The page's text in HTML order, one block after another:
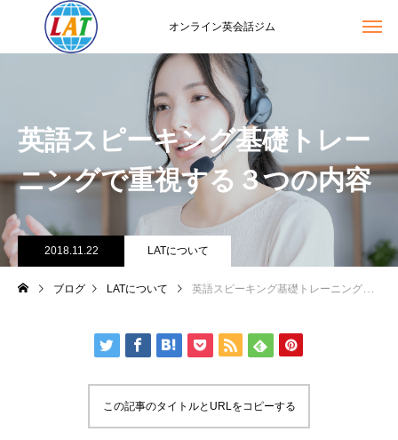
オンライン英会話ジム
英語スピーキング基礎トレー
ニングで重視する３つの内容
2018.11.22 LATについて
ブログ LATについて 英語スピーキング基礎トレーニングで重視する３つの内容
この記事のタイトルとURLをコピーする